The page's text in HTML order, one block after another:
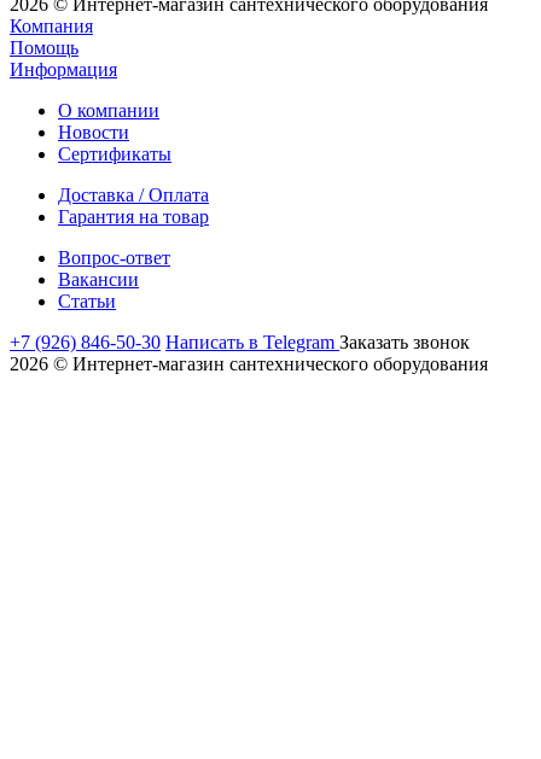
Компания
Помощь
Информация
О компании
Новости
Сертификаты
Доставка / Оплата
Гарантия на товар
Вопрос-ответ
Вакансии
Статьи
+7 (926) 846-50-30 Написать в Telegram Заказать звонок
2026 © Интернет-магазин сантехнического оборудования